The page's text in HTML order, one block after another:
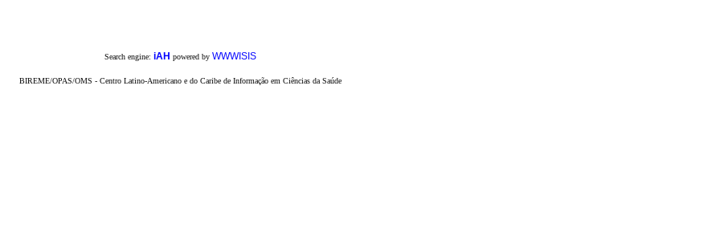
Search engine: iAH powered by WWWISIS
BIREME/OPAS/OMS - Centro Latino-Americano e do Caribe de Informação em Ciências da Saúde